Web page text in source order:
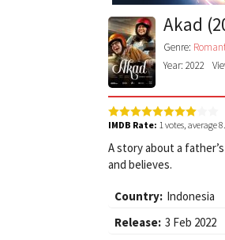
Akad
Genre:
Year: 2022
IMDB Rate: 1votes, average
A story about a
and believes.
Country: Indonesia
Release: 3 Feb 2022